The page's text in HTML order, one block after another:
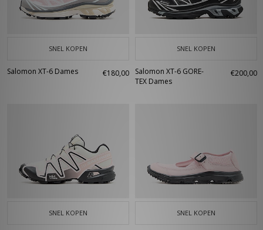
SNEL KOPEN
Salomon XT-6 Dames €180,00
SNEL KOPEN
Salomon XT-6 GORE-
TEX Dames
€200,00
SNEL KOPEN SNEL KOPEN